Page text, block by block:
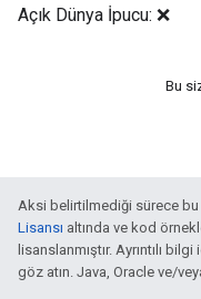
Açık Dünya İpucu: ❌
Bu
Aksi belirtilmediği sürece bu
Lisansı altında ve kod
lisanslanmıştır. Ayrıntılı bilgi
göz atın. Java, Oracle ve/